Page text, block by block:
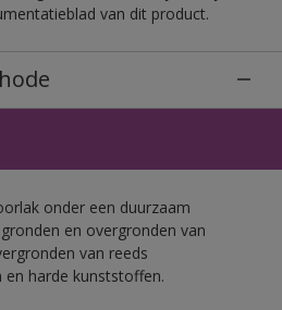
van dit product.
onder een duurzaam
en overgronden van
van reeds
harde kunststoffen.